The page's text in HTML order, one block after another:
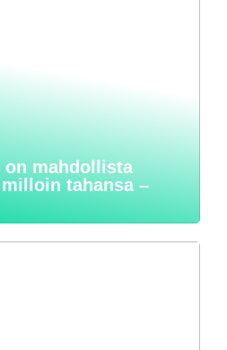
on mahdollista
tahansa –